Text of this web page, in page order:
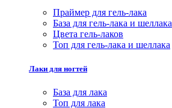
Праймер для гель-лака
База для гель-лака и шеллака
Цвета гель-лаков
Топ для гель-лака и шеллака
Лаки для ногтей
База для лака
Топ для лака